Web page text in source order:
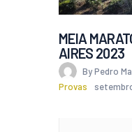
MEIA
AIRES 2023
By Pedro
Provas